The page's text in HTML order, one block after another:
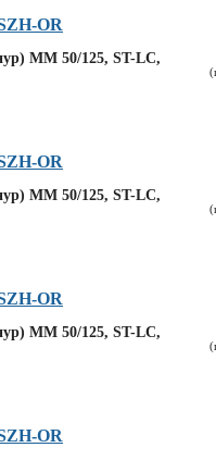
OR
MM 50/125, ST-LC,
OR
MM 50/125, ST-LC,
OR
MM 50/125, ST-LC,
OR